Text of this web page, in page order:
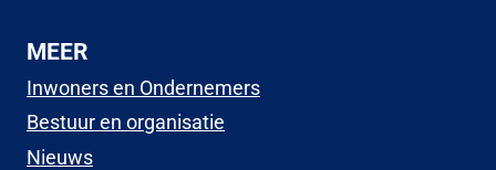
MEER
Inwoners en Ondernemers
Bestuur en organisatie
Nieuws